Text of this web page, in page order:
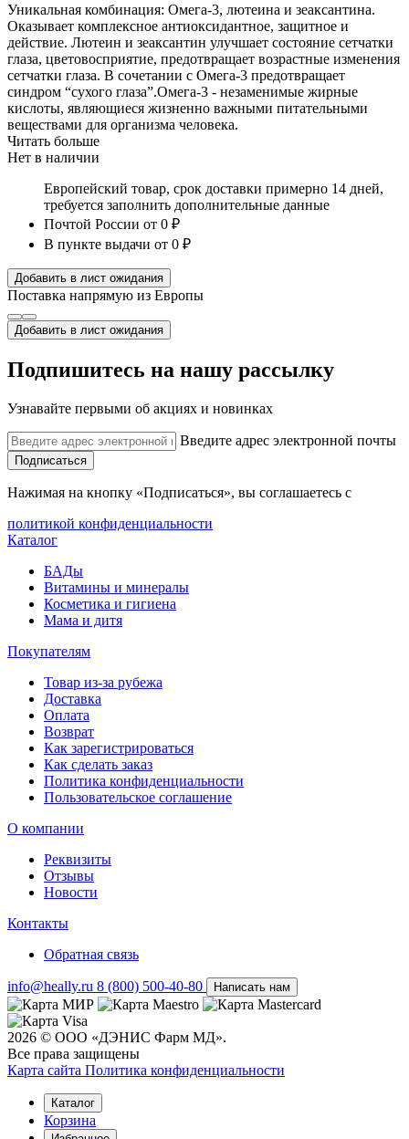
Уникальная комбинация: Омега-3, лютеина и зеаксантина.
Оказывает комплексное антиоксидантное, защитное и
действие. Лютеин и зеаксантин улучшает состояние сетчатки
глаза, цветовосприятие, предотвращает возрастные изменения
сетчатки глаза. В сочетании с Омега-3 предотвращает
синдром “сухого глаза”.Омега-3 - незаменимые жирные
кислоты, являющиеся жизненно важными питательными
веществами для организма человека.
Читать больше
Нет в наличии
Европейский товар, срок доставки примерно 14 дней,
требуется заполнить дополнительные данные
Почтой России от 0 ₽
В пункте выдачи от 0 ₽
Добавить в лист ожидания
Поставка напрямую из Европы
Добавить в лист ожидания
Подпишитесь на нашу рассылку
Узнавайте первыми об акциях и новинках
Введите адрес электронной почты
Подписаться
Нажимая на кнопку «Подписаться», вы соглашаетесь с
политикой конфиденциальности
Каталог
БАДы
Витамины и минералы
Косметика и гигиена
Мама и дитя
Покупателям
Товар из-за рубежа
Доставка
Оплата
Возврат
Как зарегистрироваться
Как сделать заказ
Политика конфиденциальности
Пользовательское соглашение
О компании
Реквизиты
Отзывы
Новости
Контакты
Обратная связь
info@heally.ru 8 (800) 500-40-80 Написать нам
2026 © ООО «ДЭНИС Фарм МД».
Все права защищены
Карта сайта Политика конфиден­циальности
Каталог
Корзина